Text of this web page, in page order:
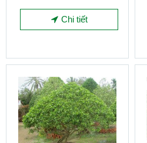
Chi tiết